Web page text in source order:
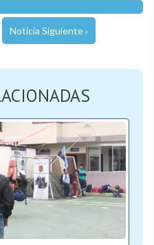
Noticia Siguiente ›